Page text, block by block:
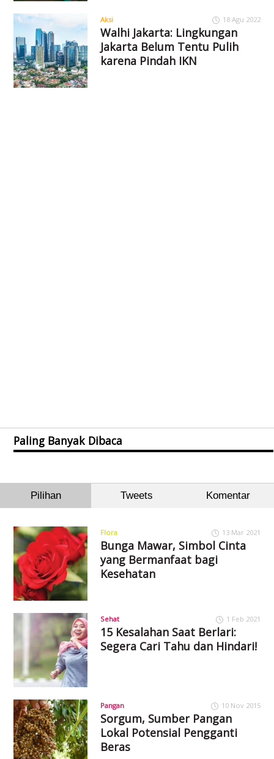
Aksi 18 Agu 2022
Walhi Jakarta: Lingkungan
Jakarta Belum Tentu Pulih
karena Pindah IKN
Paling Banyak Dibaca
Pilihan Tweets Komentar
Flora 13 Mar 2021
Bunga Mawar, Simbol Cinta
yang Bermanfaat bagi
Kesehatan
Sehat 1 Feb 2021
15 Kesalahan Saat Berlari:
Segera Cari Tahu dan Hindari!
Pangan 10 Nov 2015
Sorgum, Sumber Pangan
Lokal Potensial Pengganti
Beras